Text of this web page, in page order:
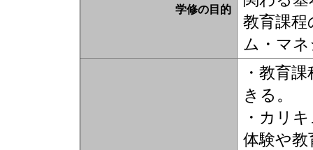
学修の目的
教育課
ム・マ
・教育
きる。
・カリ
体験や